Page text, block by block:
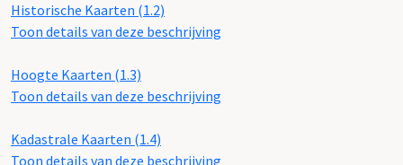
Historische Kaarten (1.2)
Toon details van deze beschrijving
Hoogte Kaarten (1.3)
Toon details van deze beschrijving
Kadastrale Kaarten (1.4)
Toon details van deze beschrijving